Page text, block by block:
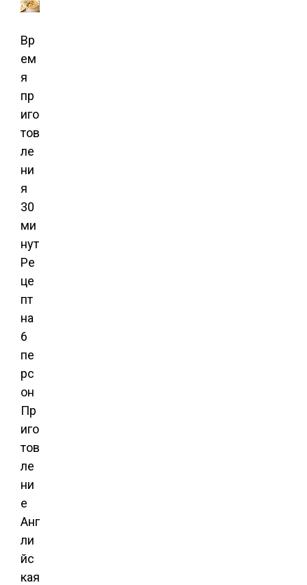
Вр
ем
я
пр
иго
тов
ле
ни
я
30
ми
нут
Ре
це
пт
на
6
пе
рс
он
Пр
иго
тов
ле
ни
е
Анг
ли
йс
кая